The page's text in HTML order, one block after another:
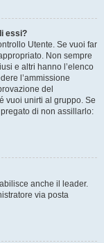
essi?
Utente. Se vuoi far
Non sempre
e altri hanno l’elenco
l’ammissione
del
vuoi unirti al gruppo. Se
di non assillarlo:
anche il leader.
via posta